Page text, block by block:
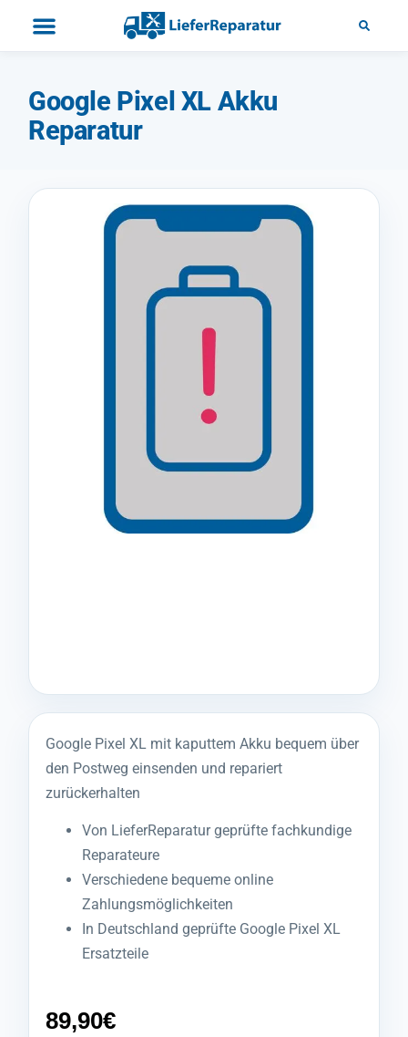
Google Pixel XL Akku
Reparatur
Google Pixel XL mit kaputtem Akku bequem über
den Postweg einsenden und repariert
zurückerhalten
Von LieferReparatur geprüfte fachkundige
Reparateure
Verschiedene bequeme online
Zahlungsmöglichkeiten
In Deutschland geprüfte Google Pixel XL
Ersatzteile
89,90€